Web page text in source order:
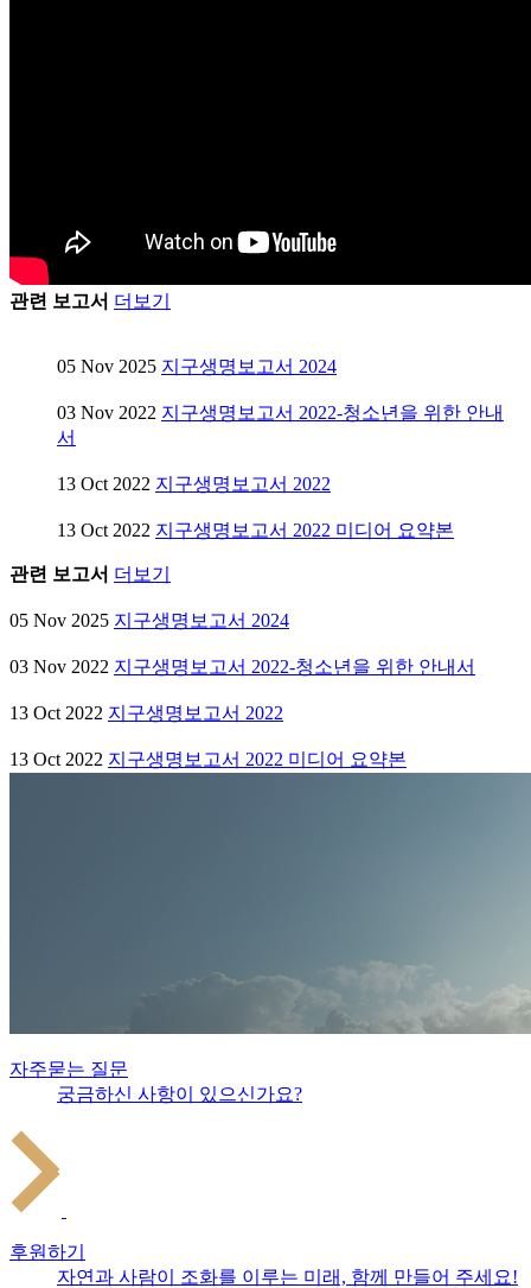
관련 보고서 더보기
05 Nov 2025 지구생명보고서 2024
03 Nov 2022 지구생명보고서 2022-청소년을 위한 안내
서
13 Oct 2022 지구생명보고서 2022
13 Oct 2022 지구생명보고서 2022 미디어 요약본
관련 보고서 더보기
05 Nov 2025 지구생명보고서 2024
03 Nov 2022 지구생명보고서 2022-청소년을 위한 안내서
13 Oct 2022 지구생명보고서 2022
13 Oct 2022 지구생명보고서 2022 미디어 요약본
자주묻는 질문
궁금하신 사항이 있으신가요?
후원하기
자연과 사람이 조화를 이루는 미래, 함께 만들어 주세요!